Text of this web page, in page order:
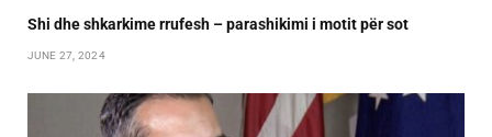
Shi dhe shkarkime rrufesh – parashikimi i motit për sot
JUNE 27, 2024